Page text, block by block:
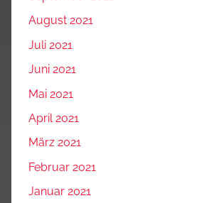
August 2021
Juli 2021
Juni 2021
Mai 2021
April 2021
März 2021
Februar 2021
Januar 2021